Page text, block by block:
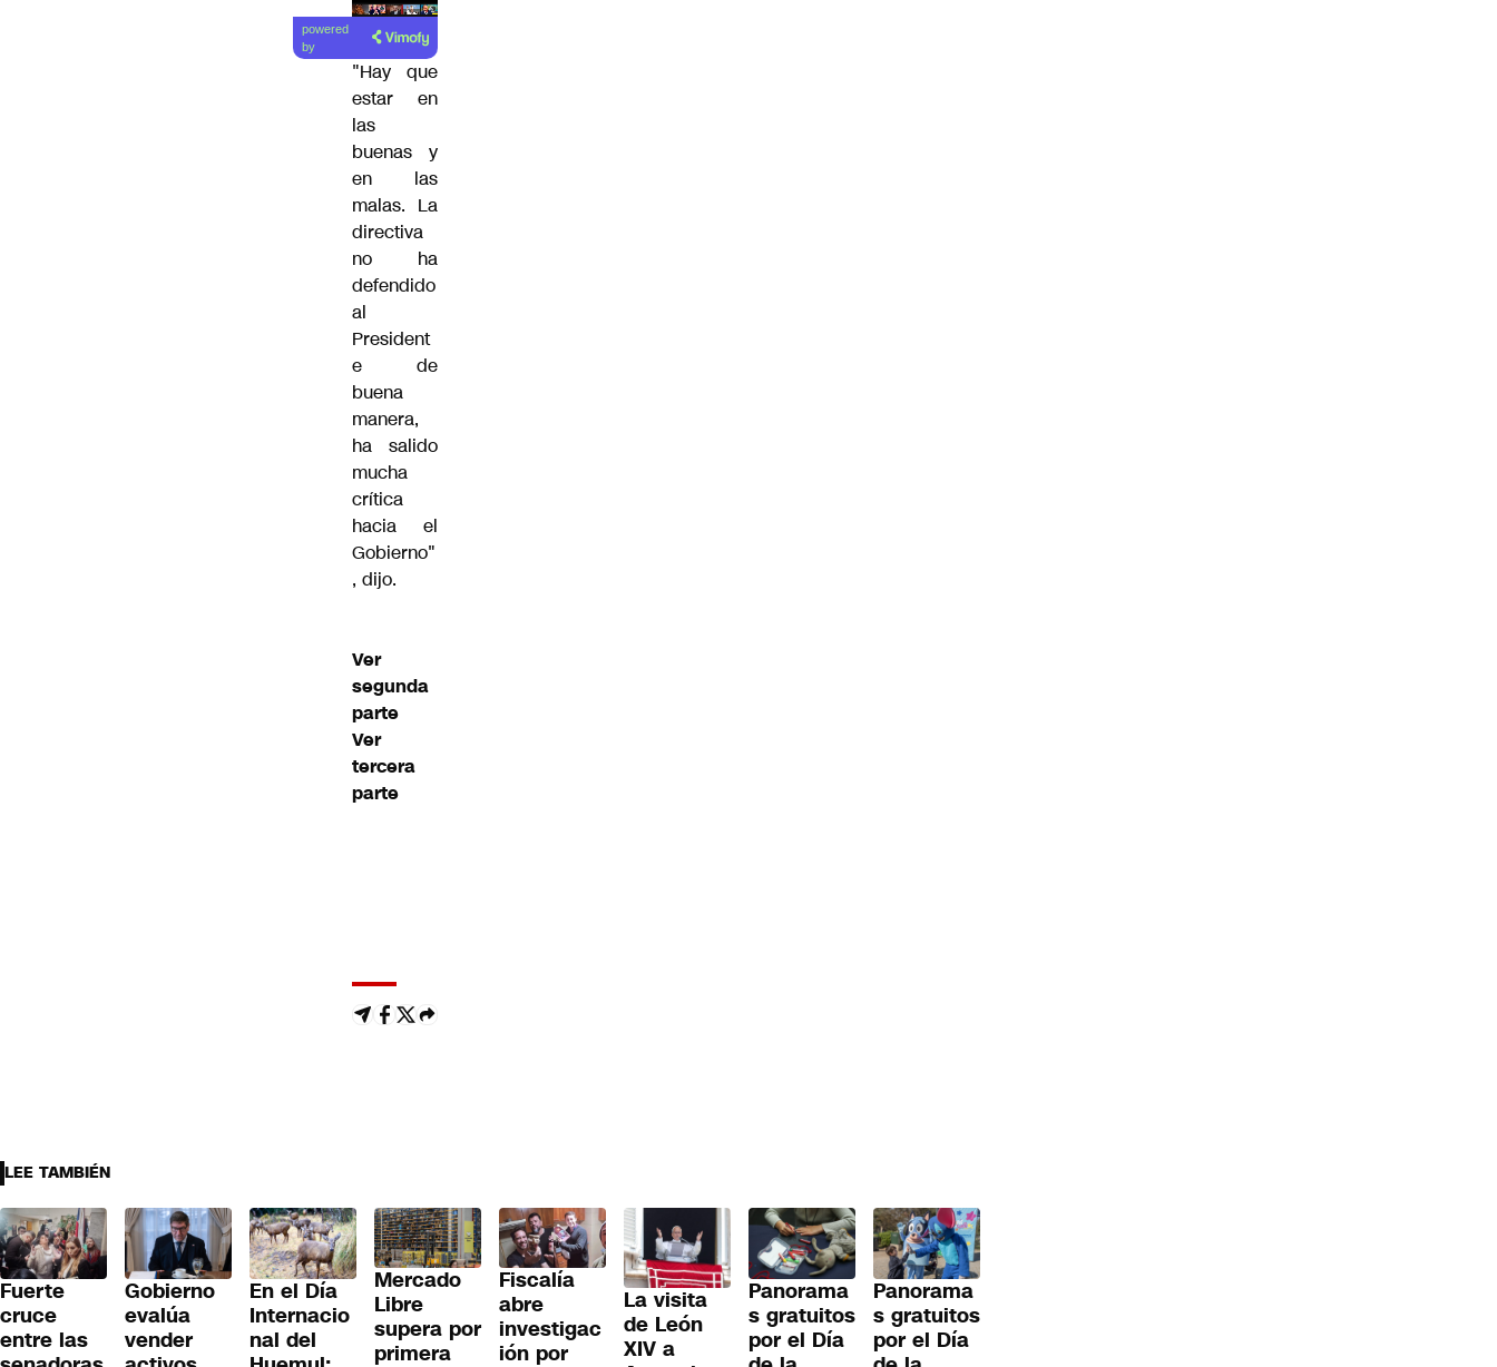
Lea el
artículo
powered
by
"Hay que
estar en
las
buenas y
en las
malas. La
directiva
no ha
defendido
al
President
e de
buena
manera,
ha salido
mucha
crítica
hacia el
Gobierno"
, dijo.
Ver
segunda
parte
Ver
tercera
parte
LEE TAMBIÉN
Fuerte
cruce
entre las
Gobierno
evalúa
vender
En el Día
Internacio
nal del
Mercado
Libre
supera por
primera
Fiscalía
abre
investigac
ión por
La visita
de León
XIV a
Panorama
s gratuitos
por el Día
Panorama
s gratuitos
por el Día